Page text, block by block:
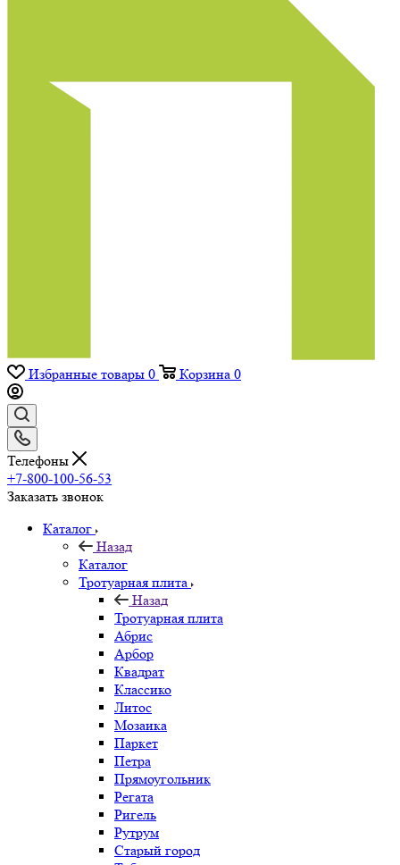
Избранные товары 0 Корзина 0
Телефоны
+7-800-100-56-53
Заказать звонок
Каталог
Назад
Каталог
Тротуарная плита
Назад
Тротуарная плита
Абрис
Арбор
Квадрат
Классико
Литос
Мозаика
Паркет
Петра
Прямоугольник
Регата
Ригель
Рутрум
Старый город